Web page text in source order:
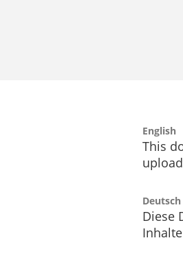
English
This
Deutsch
Diese